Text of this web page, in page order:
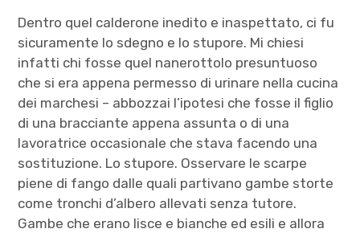
Dentro quel calderone inedito e inaspettato, ci fu
sicuramente lo sdegno e lo stupore. Mi chiesi
infatti chi fosse quel nanerottolo presuntuoso
che si era appena permesso di urinare nella cucina
dei marchesi – abbozzai l’ipotesi che fosse il figlio
di una bracciante appena assunta o di una
lavoratrice occasionale che stava facendo una
sostituzione. Lo stupore. Osservare le scarpe
piene di fango dalle quali partivano gambe storte
come tronchi d’albero allevati senza tutore.
Gambe che erano lisce e bianche ed esili e allora